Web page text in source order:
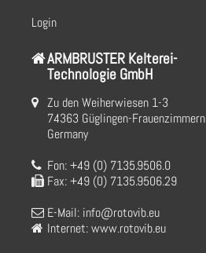
Login
ARMBRUSTER Kelterei-
Technologie GmbH
Zu den Weiherwiesen 1-3
74363 Güglingen-Frauenzimmern
Germany
Fon: +49 (0) 7135.9506.0
Fax: +49 (0) 7135.9506.29
E-Mail: info@rotovib.eu
Internet:www.rotovib.eu